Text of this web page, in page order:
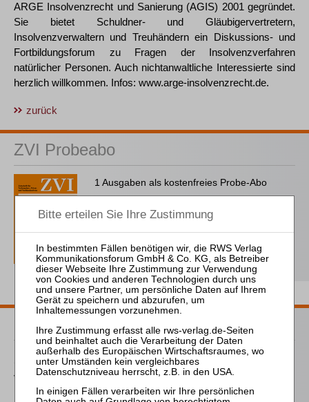
ARGE Insolvenzrecht und Sanierung (AGIS) 2001 gegründet.
Sie bietet Schuldner- und Gläubigervertretern,
Insolvenzverwaltern und Treuhändern ein Diskussions- und
Fortbildungsforum zu Fragen der Insolvenzverfahren
natürlicher Personen. Auch nichtanwaltliche Interessierte sind
herzlich willkommen. Infos: www.arge-insolvenzrecht.de.
zurück
ZVI Probeabo
1 Ausgaben als kostenfreies Probe-Abo
inkl. 14 Tage kostenfreie ZVI-online-
Nutzung
Probe-Abo bestellen
Passende Bücher
Sinz / Pollmächer / Schumacher
Verbraucherinsolvenz